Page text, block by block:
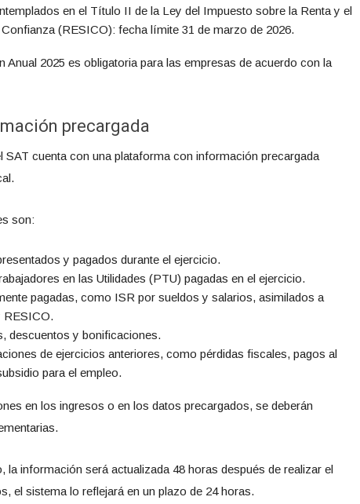
en el Título II de la Ley del Impuesto sobre la Renta y el
(RESICO): fecha límite 31 de marzo de 2026.
Anual 2025 es obligatoria para las empresas de acuerdo con la
precargada
SAT cuenta con una plataforma con información precargada
son:
y pagados durante el ejercicio.
en las Utilidades (PTU) pagadas en el ejercicio.
pagadas, como ISR por sueldos y salarios, asimilados a
RESICO.
descuentos y bonificaciones.
de ejercicios anteriores, como pérdidas fiscales, pagos al
para el empleo.
en los ingresos o en los datos precargados, se deberán
la información será actualizada 48 horas después de realizar el
el sistema lo reflejará en un plazo de 24 horas.